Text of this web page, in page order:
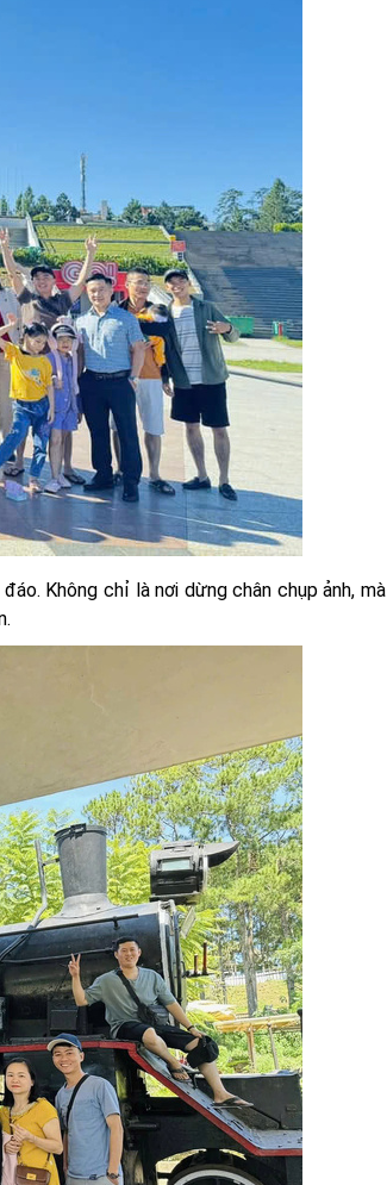
Không chỉ là nơi dừng chân chụp ảnh, mà